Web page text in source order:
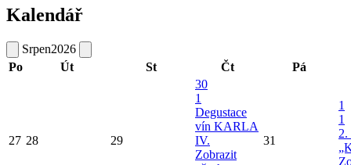
Kalendář
Srpen2026
Po
Út St Čt Pá
27 28 29
30
1
Degustace
vín KARLA
IV.
Zobrazit
31
1
1
2.